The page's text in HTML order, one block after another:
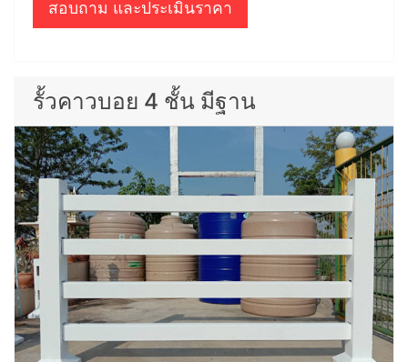
สอบถาม และประเมินราคา
รั้วคาวบอย 4 ชั้น มีฐาน